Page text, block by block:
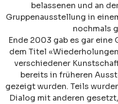
belassenen und an
Gruppenausstellung in
nochmals
Ende 2003 gab es gar
dem Titel
verschiedener
bereits in früheren
gezeigt wurden. Teils
Dialog mit anderen